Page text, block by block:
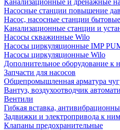
Канализационные и дренажные
Насосные станции повышение
Насос, насосные станции
Канализационные станции и
Насосы скважинные Wilo
Насосы циркуляционные IMP
Насосы циркуляционные Wilo
Дополнительное оборудование к
Запчасти для насосов
Общепромышленная арматура
Вантуз, воздухоотводчик
Вентили
Гибкая вставка,
Задвижки и электропривода к ним
Клапаны предохранительные